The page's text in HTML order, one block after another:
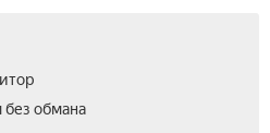
без обмана